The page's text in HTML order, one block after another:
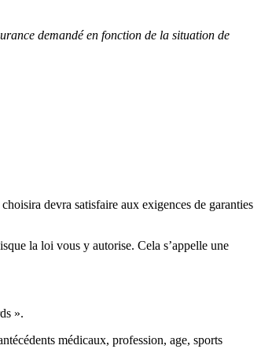
demandé en fonction de la situation de
devra satisfaire aux exigences de garanties
la loi vous y autorise. Cela s’appelle une
».
médicaux, profession, age, sports